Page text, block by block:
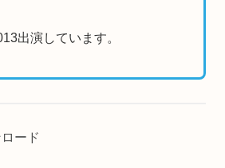
出演しています。
ード